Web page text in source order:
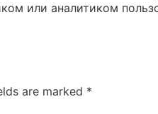
или аналитиком
are marked *